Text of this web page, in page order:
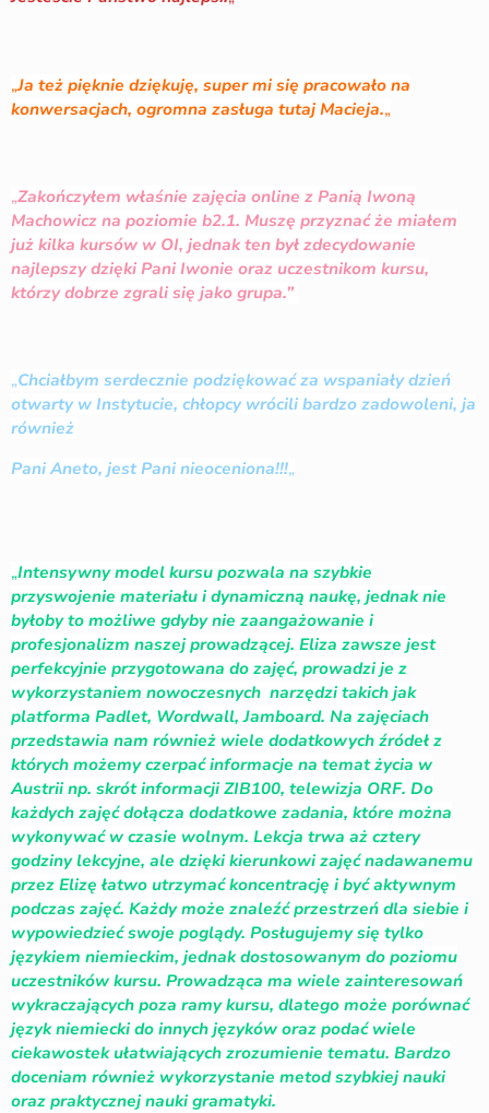
„Ja też pięknie dziękuję, super mi się pracowało na
konwersacjach, ogromna zasługa tutaj Macieja.„
„Zakończyłem właśnie zajęcia online z Panią Iwoną
Machowicz na poziomie b2.1. Muszę przyznać że miałem
już kilka kursów w OI, jednak ten był zdecydowanie
najlepszy dzięki Pani Iwonie oraz uczestnikom kursu,
którzy dobrze zgrali się jako grupa.”
„Chciałbym serdecznie podziękować za wspaniały dzień
otwarty w Instytucie, chłopcy wrócili bardzo zadowoleni, ja
również
Pani Aneto, jest Pani nieoceniona!!!„
„Intensywny model kursu pozwala na szybkie
przyswojenie materiału i dynamiczną naukę, jednak nie
byłoby to możliwe gdyby nie zaangażowanie i
profesjonalizm naszej prowadzącej. Eliza zawsze jest
perfekcyjnie przygotowana do zajęć, prowadzi je z
wykorzystaniem nowoczesnych narzędzi takich jak
platforma Padlet, Wordwall, Jamboard. Na zajęciach
przedstawia nam również wiele dodatkowych źródeł z
których możemy czerpać informacje na temat życia w
Austrii np. skrót informacji ZIB100, telewizja ORF. Do
każdych zajęć dołącza dodatkowe zadania, które można
wykonywać w czasie wolnym. Lekcja trwa aż cztery
godziny lekcyjne, ale dzięki kierunkowi zajęć nadawanemu
przez Elizę łatwo utrzymać koncentrację i być aktywnym
podczas zajęć. Każdy może znaleźć przestrzeń dla siebie i
wypowiedzieć swoje poglądy. Posługujemy się tylko
językiem niemieckim, jednak dostosowanym do poziomu
uczestników kursu. Prowadząca ma wiele zainteresowań
wykraczających poza ramy kursu, dlatego może porównać
język niemiecki do innych języków oraz podać wiele
ciekawostek ułatwiających zrozumienie tematu. Bardzo
doceniam również wykorzystanie metod szybkiej nauki
oraz praktycznej nauki gramatyki.